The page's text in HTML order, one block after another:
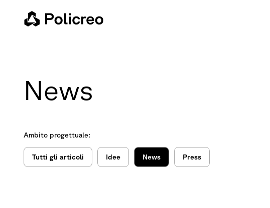
News
Ambito progettuale:
Tutti gli articoli Idee News Press